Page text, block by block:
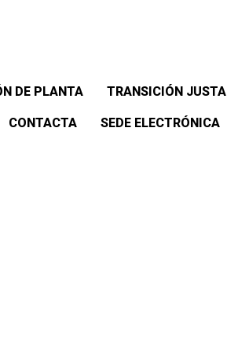
DE PLANTA TRANSICIÓN JUSTA
CONTACTA SEDE ELECTRÓNICA